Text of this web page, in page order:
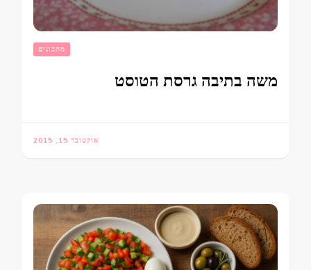
מתכונים
משה בתיבה גרסת הטוסט
אוקטובר 15, 2015